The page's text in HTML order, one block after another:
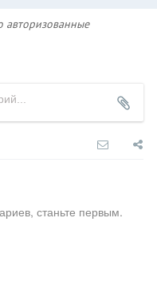
авторизованные
станьте первым.